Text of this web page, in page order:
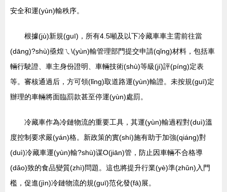
安全和運(yùn)輸秩序。
根據(jù)新規(guī)，所有4.5噸及以下冷藏車車主需前往當
(dāng)?shù)亟煌ㄟ\(yùn)輸管理部門提交申請(qǐng)材料，包括車
輛行駛證、車主身份證明、車輛技術(shù)等級(jí)評(píng)定表
等。審核通過后，方可領(lǐng)取道路運(yùn)輸證。未按規(guī)定
辦理的車輛將面臨罰款甚至停運(yùn)處罰。
冷藏車作為冷鏈物流的重要工具，其運(yùn)輸過程對(duì)溫
度控制要求嚴(yán)格。新政策的實(shí)施有助于加強(qiáng)對
(duì)冷藏車運(yùn)輸?shù)谋O(jiān)管，防止因車輛不合格導
(dǎo)致的食品變質(zhì)問題。這也將提升行業(yè)準(zhǔn)入門
檻，促進(jìn)冷鏈物流的規(guī)范化發(fā)展。